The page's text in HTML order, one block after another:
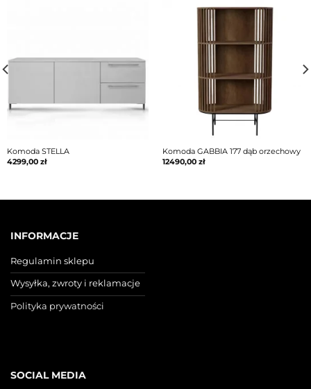
Komoda STELLA
4299,00 zł
Komoda GABBIA 177 dąb orzechowy
12490,00 zł
INFORMACJE
Regulamin sklepu
Wysyłka, zwroty i reklamacje
Polityka prywatności
SOCIAL MEDIA